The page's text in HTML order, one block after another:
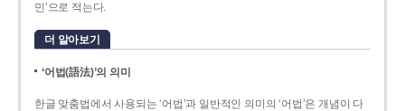
민’으로 적는다.
더 알아보기
‘어법(語法)’의 의미
한글 맞춤법에서 사용되는 ‘어법’과 일반적인 의미의 ‘어법’은 개념이 다